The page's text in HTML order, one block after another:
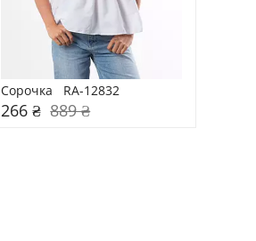
Сорочка   RA-12832
266 ₴ 889 ₴